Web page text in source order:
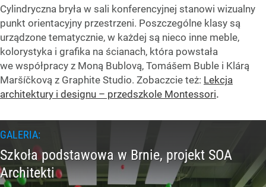
Cylindryczna bryła w sali konferencyjnej stanowi wizualny
punkt orientacyjny przestrzeni. Poszczególne klasy są
urządzone tematycznie, w każdej są nieco inne meble,
kolorystyka i grafika na ścianach, która powstała
we współpracy z Moną Bublovą, Tomášem Buble i Klárą
Maršíčkovą z Graphite Studio. Zobaczcie też: Lekcja
architektury i designu – przedszkole Montessori.